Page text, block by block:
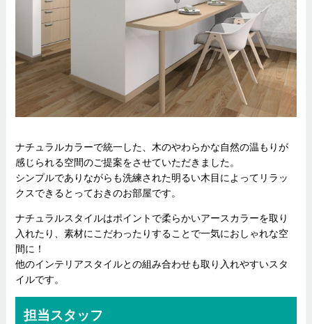
ナチュラルカラーで統一した、木のやわらかな自然の温もりが
感じられる空間のご提案をさせていただきました。
シンプルでありながらも洗練された明るい木目によってリラッ
クスできるとっておきのお部屋です。
ナチュラルスタイルはポイントで柔らかいアースカラーを取り
入れたり、素材にこだわったりすることで一気におしゃれな空
間に！
他のインテリアスタイルとの組み合わせも取り入れやすいスタ
イルです。
担当スタッフ